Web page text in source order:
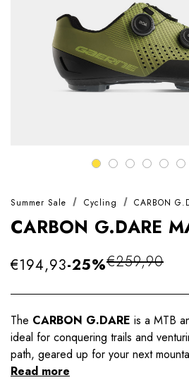
Summer Sale Cycling CARBON
CARBON G.DARE
€259,90
-25%
€194,93
The CARBON G.DARE is a MTB
ideal for conquering trails and
path, geared up for your next
Read more